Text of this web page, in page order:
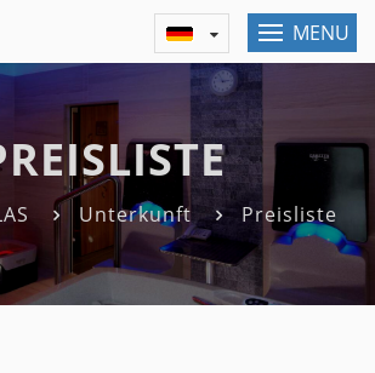
MENU
Unterkunft Preisliste